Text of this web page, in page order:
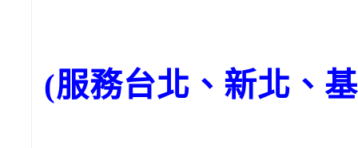
(服務台北、新北、